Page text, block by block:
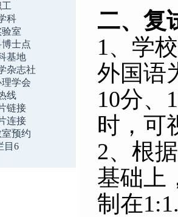
科
室
士点
基地
杂志社
学会
线
链接
连接
预约
目6
二、复
1、 学校
外国语
10分、
时，可
2、根
基础上
制在